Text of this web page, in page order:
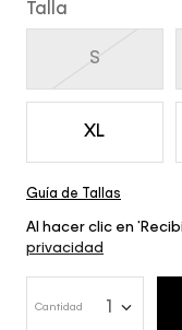
Talla
S
XL
Guía de Tallas
Al hacer clic en
privacidad
Cantidad